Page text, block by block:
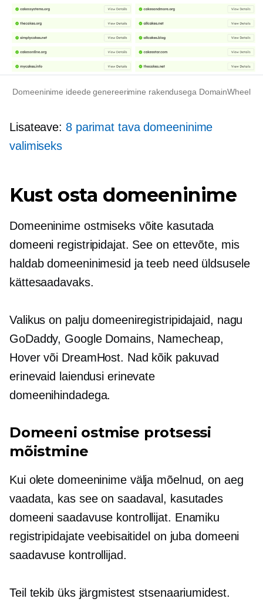
Domeeninime ideede genereerimine rakendusega DomainWheel
Lisateave: 8 parimat tava domeeninime
valimiseks
Kust osta domeeninime
Domeeninime ostmiseks võite kasutada
domeeni registripidajat. See on ettevõte, mis
haldab domeeninimesid ja teeb need üldsusele
kättesaadavaks.
Valikus on palju domeeniregistripidajaid, nagu
GoDaddy, Google Domains, Namecheap,
Hover või DreamHost. Nad kõik pakuvad
erinevaid laiendusi erinevate
domeenihindadega.
Domeeni ostmise protsessi
mõistmine
Kui olete domeeninime välja mõelnud, on aeg
vaadata, kas see on saadaval, kasutades
domeeni saadavuse kontrollijat. Enamiku
registripidajate veebisaitidel on juba domeeni
saadavuse kontrollijad.
Teil tekib üks järgmistest stsenaariumidest.